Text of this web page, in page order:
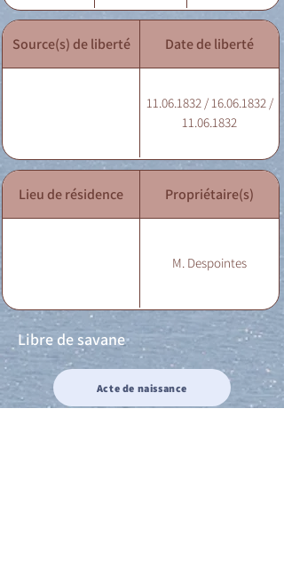
Source(s) de liberté Date de liberté
11.06.1832 / 16.06.1832 /
11.06.1832
Lieu de résidence Propriétaire(s)
M. Despointes
Libre de savane
Acte de naissance